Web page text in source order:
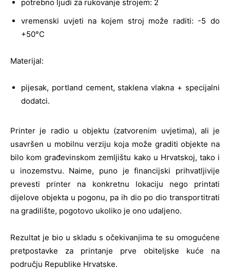
potrebno ljudi za rukovanje strojem: 2
vremenski uvjeti na kojem stroj može raditi: -5 do
+50°C
Materijal:
pijesak, portland cement, staklena vlakna + specijalni
dodatci.
Printer je radio u objektu (zatvorenim uvjetima), ali je
usavršen u mobilnu verziju koja može graditi objekte na
bilo kom građevinskom zemljištu kako u Hrvatskoj, tako i
u inozemstvu. Naime, puno je financijski prihvatljivije
prevesti printer na konkretnu lokaciju nego printati
dijelove objekta u pogonu, pa ih dio po dio transportitrati
na gradilište, pogotovo ukoliko je ono udaljeno.
Rezultat je bio u skladu s očekivanjima te su omogućene
pretpostavke za printanje prve obiteljske kuće na
području Republike Hrvatske.